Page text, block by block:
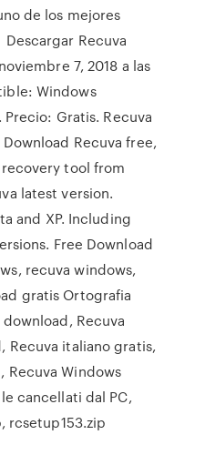
de los mejores
Recuva
7, 2018 a las
Windows
Gratis. Recuva
Download Recuva free,
tool from
latest version.
and XP. Including
Free Download
recuva windows,
gratis Ortografia
Recuva
Recuva italiano gratis,
Recuva Windows
cancellati dal PC,
rcsetup153.zip